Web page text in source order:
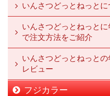
いんさつどっとねっとに
いんさつどっとねっと
で注文方法をご紹介
いんさつどっとねっと
レビュー
フジカラー